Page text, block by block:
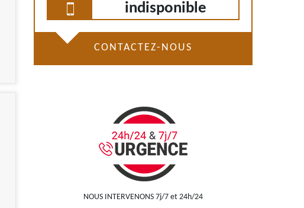
indisponible
CONTACTEZ-NOUS
NOUS INTERVENONS 7j/7 et 24h/24